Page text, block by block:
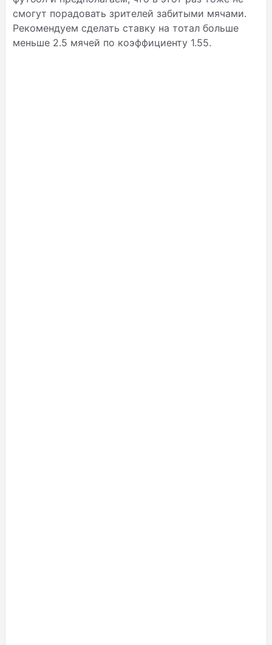
смогут порадовать зрителей забитыми мячами.
Рекомендуем сделать ставку на тотал больше
меньше 2.5 мячей по коэффициенту 1.55.